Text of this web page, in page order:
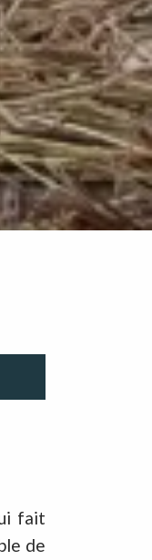
fait
de